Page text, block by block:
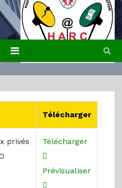
Télécharger
privés
Télécharger
Prévisualiser